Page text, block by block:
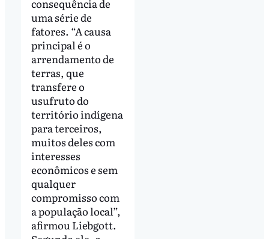
consequência de
uma série de
fatores. “A causa
principal é o
arrendamento de
terras, que
transfere o
usufruto do
território indígena
para terceiros,
muitos deles com
interesses
econômicos e sem
qualquer
compromisso com
a população local”,
afirmou Liebgott.